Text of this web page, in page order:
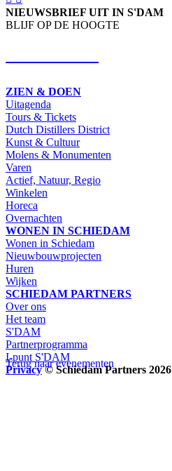
Terug naar evenementen
NIEUWSBRIEF UIT IN S'DAM
BLIJF OP DE HOOGTE
ZIEN & DOEN
Uitagenda
Tours & Tickets
Dutch Distillers District
Kunst & Cultuur
Molens & Monumenten
Varen
Actief, Natuur, Regio
Winkelen
Horeca
Overnachten
WONEN IN SCHIEDAM
Wonen in Schiedam
Nieuwbouwprojecten
Huren
Wijken
SCHIEDAM PARTNERS
Over ons
Het team
S'DAM
Partnerprogramma
I-punt S'DAM
Privacy © Schiedam Partners 2026